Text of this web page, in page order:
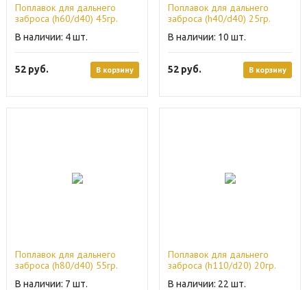
Поплавок для дальнего
заброса (h60/d40) 45гр.
4
52 руб. В корзину
Поплавок для дальнего
заброса (h40/d40) 25гр.
10
52 руб. В корзину
Поплавок для дальнего
заброса (h80/d40) 55гр.
7
Поплавок для дальнего
заброса (h110/d20) 20гр.
22